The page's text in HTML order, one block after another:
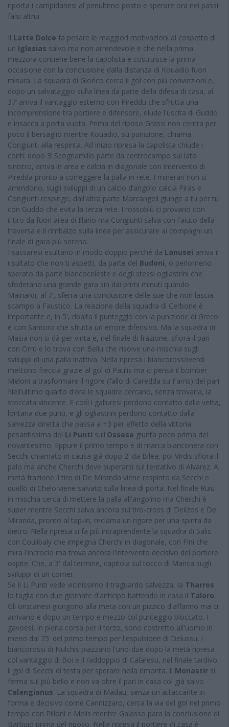
riporta i campidanesi al penultimo posto e sperare ora nei passi
falsi altrui.
Il Latte Dolce fa pesare le maggiori motivazioni al cospetto di
un Iglesias salvo ma non arrendevole e che nella prima
mezzora contiene bene la capolista e costruisce la prima
occasione con la conclusione dalla distanza di Kouadio fuori
misura. La squadra di Giorico cerca il gol con più convinzioni e,
dopo un salvataggio sulla linea da parte della difesa di casa, al
37’ arriva il vantaggio esterno con Pireddu che sfrutta una
incomprensione tra portiere e difensore, elude l'uscita di Guddo
e insacca a porta vuota. Prima del riposo Grassi non centra per
poco il bersaglio mentre Kouadio, su punizione, chiama
Congiunti alla respinta. Ad inizio ripresa la capolista chiude i
conti: dopo 3’ Scognamillo parte da centrocampo sul lato
sinistro, arriva in area e calcia in diagonale con intervento di
Piredda pronto a correggere la palla in rete. I minerari non si
arrendono, sugli sviluppi di un calcio d’angolo calcia Piras e
Congiunti respinge, dall'altra parte Marcangeli giunge a tu per tu
con Guddo che evita la terza rete. I rossoblù ci provano con
il tiro da fuori area di Illario ma Congiunti salva con l'aiuto della
traversa e il rimbalzo sulla linea per assicurare ai compagni un
finale di gara più sereno.
I sassaresi esultano in modo doppio perché da Lanusei arriva il
risultato che non ti aspetti, da parte del Budoni, o perlomeno
sperato da parte biancoceleste e degli stessi ogliastrini che
sfoderano una grande gara sin dai primi minuti quando
Mainardi, al 7', sferra una conclusione delle sue che non lascia
scampo a Faustico. La reazione della squadra di Cerbone è
importante e, in 5', ribalta il punteggio con la punizione di Greco
e con Santoro che sfrutta un errore difensivo. Ma la squadra di
Masia non si dà per vinta e, nel finale di frazione, sfiora il pari
con Orrù e lo trova con Bellu che risolve una mischia sugli
sviluppi di una palla inattiva. Nella ripresa i biancorossoverdi
mettono freccia grazie al gol di Paulis ma ci pensa il bomber
Meloni a trasformare il rigore (fallo di Caredda su Farris) del pari.
Nell'ultimo quarto d'ora le squadre cercano, senza trovarla, la
stoccata vincente. E così i galluresi perdono contatto dalla vetta,
lontana due punti, e gli ogliastrini perdono contatto dalla
salvezza diretta che passa a +3 per effetto della vittoria
pesantissima del Li Punti sull'Ossese giunta poco prima del
novantesimo. Eppure il primo tempo è di marca bianconera con
Secchi chiamato in causa già dopo 2' da Bilea, poi Virdis sfiora il
palo ma anche Cherchi deve superarsi sul tentativo di Alvarez. A
metà frazione il tiro di De Miranda viene respinto da Secchi e
quello di Chelo viene salvato sulla linea di porta. Nel finale Ruiu
in mischia cerca di mettere la palla all'angolino ma Cherchi è
super mentre Secchi salva ancora sul tiro-cross di Delizos e De
Miranda, pronto al tap-in, reclama un rigore per una spinta da
dietro. Nella ripresa si fa più intraprendente la squadra di Salis
con Coulibaly che impegna Cherchi in diagonale, con Fini che
mira l'incrocio ma trova ancora l'intervento decisivo del portiere
ospite. Che, a 3' dal termine, capitola sul tocco di Manca sugli
sviluppi di un corner.
Se il Li Punti vede vicinissimo il traguardo salvezza, la Tharros
lo taglia con due giornate d'anticipo battendo in casa il Taloro.
Gli oristanesi giungono alla meta con un pizzico d'affanno ma ci
arrivano e dopo un tempo e mezzo col punteggio bloccato. I
gavoesi, in piena corsa per il terzo, sono costretto all'uomo in
meno dal 25' del primo tempo per l'espulsione di Delussu, i
biancorossi di Nulchis piazzano l'uno-due dopo la metà ripresa
col vantaggio di Boi e il raddoppio di Calaresu, nel finale tardivo
il gol di Secchi di testa per sperare nella rimonta. Il Monastir si
ferma sul più bello e non va oltre il pari in casa col già salvo
Calangianus. La squadra di Madau, senza un attaccante in
forma e decisivo come Cannizzaro, cerca la via del gol nel primo
tempo con Pilloni e Melis mentre Galasso para la conclusione di
Barbuio prima del riposo. Nella ripresa il portiere di casa è